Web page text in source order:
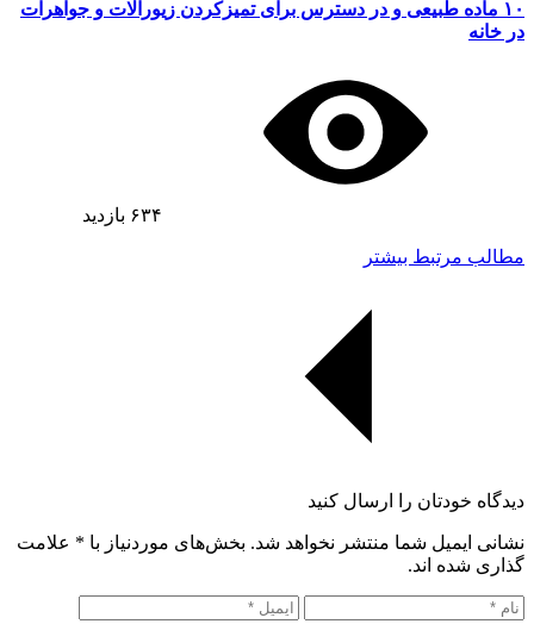
۱۰ ماده طبیعی و در دسترس برای تمیزکردن زیورآلات و جواهرات
در خانه
۶۳۴ بازدید
مطالب مرتبط بیشتر
دیدگاه خودتان را ارسال کنید
نشانی ایمیل شما منتشر نخواهد شد. بخش‌های موردنیاز با * علامت
گذاری شده اند.